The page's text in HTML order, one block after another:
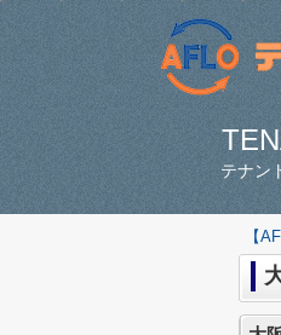
テナン
【